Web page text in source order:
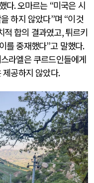
다.오마르는 “미국은 시
하지 않았다”며 “이것
적 합의 결과였고,튀르키
를 중재했다”고 말했다.
라엘은 쿠르드인들에게
공하지 않았다.